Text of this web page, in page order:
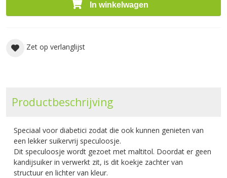
In winkelwagen
Zet op verlanglijst
Productbeschrijving
Speciaal voor diabetici zodat die ook kunnen genieten van
een lekker suikervrij speculoosje.
Dit speculoosje wordt gezoet met maltitol. Doordat er geen
kandijsuiker in verwerkt zit, is dit koekje zachter van
structuur en lichter van kleur.